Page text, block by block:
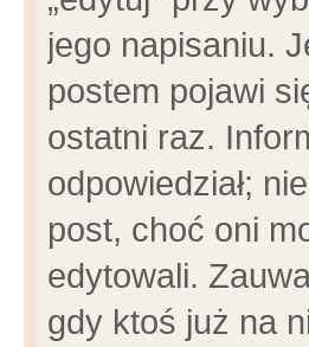
jego napisaniu.
postem pojawi
ostatni raz.
odpowiedział;
post, choć oni
edytowali.
gdy ktoś już na